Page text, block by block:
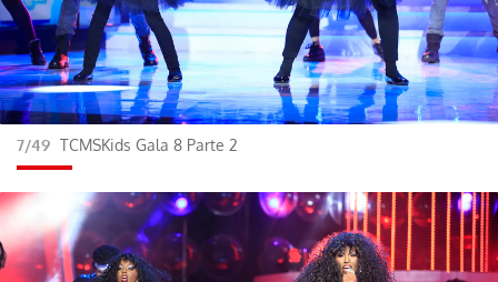
7/49 TCMSKids Gala 8 Parte 2